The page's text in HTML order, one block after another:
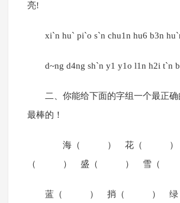
亮!
xi`n hu` pi`o s`n chu1n hu6 b3n
d~ng d4ng sh`n y1 y1o l1n h2i t`n
二、你能给下面的字组一个最正
最棒的！
海（ ） 花（ ）
（ ） 盛（ ） 雪（
蓝（ ） 捎（ ）